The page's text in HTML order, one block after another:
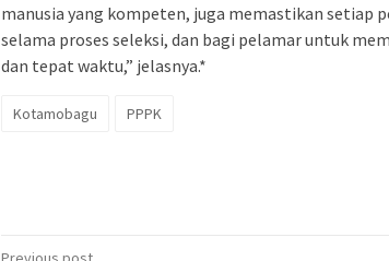
manusia yang kompeten, juga memastikan setiap
selama proses seleksi, dan bagi pelamar untuk
dan tepat waktu,” jelasnya.*
Kotamobagu PPPK